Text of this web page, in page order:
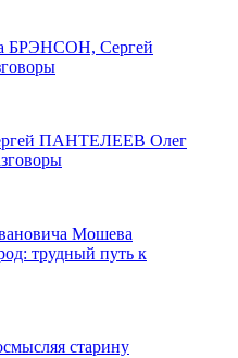
БРЭНСОН, Сергей
ПАНТЕЛЕЕВ Олег
Мошева
трудный путь к
старину